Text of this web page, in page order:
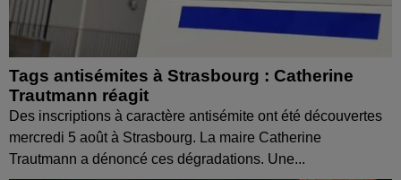
Tags antisémites à Strasbourg : Catherine
Trautmann réagit
Des inscriptions à caractère antisémite ont été découvertes
mercredi 5 août à Strasbourg. La maire Catherine
Trautmann a dénoncé ces dégradations. Une...